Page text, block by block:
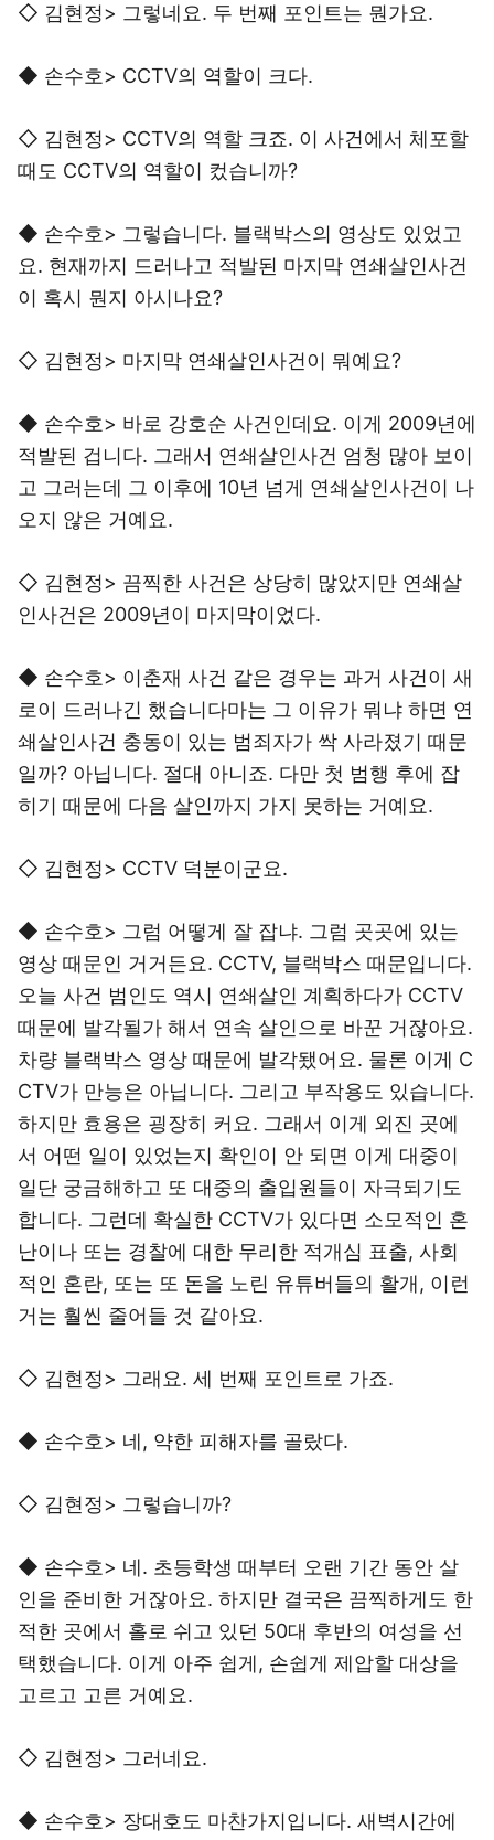
◇ 김현정> 그렇네요. 두 번째 포인트는 뭔가요.
◆ 손수호> CCTV의 역할이 크다.
◇ 김현정> CCTV의 역할 크죠. 이 사건에서 체포할
때도 CCTV의 역할이 컸습니까?
◆ 손수호> 그렇습니다. 블랙박스의 영상도 있었고
요. 현재까지 드러나고 적발된 마지막 연쇄살인사건
이 혹시 뭔지 아시나요?
◇ 김현정> 마지막 연쇄살인사건이 뭐예요?
◆ 손수호> 바로 강호순 사건인데요. 이게 2009년에
적발된 겁니다. 그래서 연쇄살인사건 엄청 많아 보이
고 그러는데 그 이후에 10년 넘게 연쇄살인사건이 나
오지 않은 거예요.
◇ 김현정> 끔찍한 사건은 상당히 많았지만 연쇄살
인사건은 2009년이 마지막이었다.
◆ 손수호> 이춘재 사건 같은 경우는 과거 사건이 새
로이 드러나긴 했습니다마는 그 이유가 뭐냐 하면 연
쇄살인사건 충동이 있는 범죄자가 싹 사라졌기 때문
일까? 아닙니다. 절대 아니죠. 다만 첫 범행 후에 잡
히기 때문에 다음 살인까지 가지 못하는 거예요.
◇ 김현정> CCTV 덕분이군요.
◆ 손수호> 그럼 어떻게 잘 잡냐. 그럼 곳곳에 있는
영상 때문인 거거든요. CCTV, 블랙박스 때문입니다.
오늘 사건 범인도 역시 연쇄살인 계획하다가 CCTV
때문에 발각될가 해서 연속 살인으로 바꾼 거잖아요.
차량 블랙박스 영상 때문에 발각됐어요. 물론 이게 C
CTV가 만능은 아닙니다. 그리고 부작용도 있습니다.
하지만 효용은 굉장히 커요. 그래서 이게 외진 곳에
서 어떤 일이 있었는지 확인이 안 되면 이게 대중이
일단 궁금해하고 또 대중의 출입원들이 자극되기도
합니다. 그런데 확실한 CCTV가 있다면 소모적인 혼
난이나 또는 경찰에 대한 무리한 적개심 표출, 사회
적인 혼란, 또는 또 돈을 노린 유튜버들의 활개, 이런
거는 훨씬 줄어들 것 같아요.
◇ 김현정> 그래요. 세 번째 포인트로 가죠.
◆ 손수호> 네, 약한 피해자를 골랐다.
◇ 김현정> 그렇습니까?
◆ 손수호> 네. 초등학생 때부터 오랜 기간 동안 살
인을 준비한 거잖아요. 하지만 결국은 끔찍하게도 한
적한 곳에서 홀로 쉬고 있던 50대 후반의 여성을 선
택했습니다. 이게 아주 쉽게, 손쉽게 제압할 대상을
고르고 고른 거예요.
◇ 김현정> 그러네요.
◆ 손수호> 장대호도 마찬가지입니다. 새벽시간에